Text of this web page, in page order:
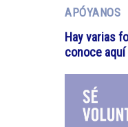
APÓYANOS
Hay varias
conoce